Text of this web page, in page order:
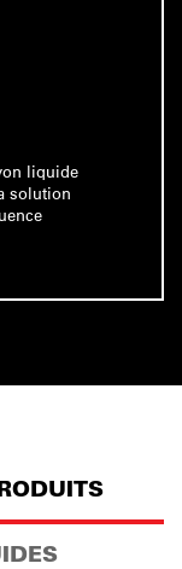
liquide
solution